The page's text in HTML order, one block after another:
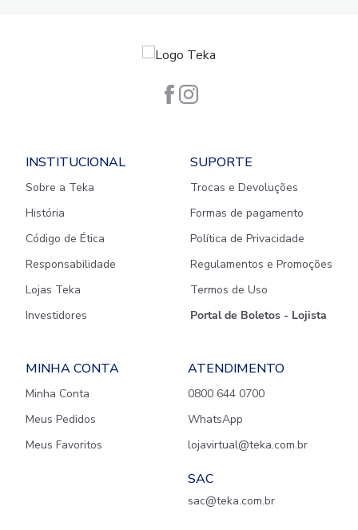
INSTITUCIONAL
Sobre a Teka
História
Código de Ética
Responsabilidade
Lojas Teka
Investidores
SUPORTE
Trocas e Devoluções
Formas de pagamento
Política de Privacidade
Regulamentos e Promoções
Termos de Uso
Portal de Boletos - Lojista
MINHA CONTA
Minha Conta
Meus Pedidos
Meus Favoritos
ATENDIMENTO
0800 644 0700
WhatsApp
lojavirtual@teka.com.br
SAC
sac@teka.com.br